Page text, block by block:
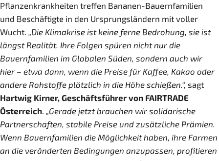
Pflanzenkrankheiten treffen Bananen-Bauernfamilien
und Beschäftigte in den Ursprungsländern mit voller
Wucht. „Die Klimakrise ist keine ferne Bedrohung, sie ist
längst Realität. Ihre Folgen spüren nicht nur die
Bauernfamilien im Globalen Süden, sondern auch wir
hier – etwa dann, wenn die Preise für Kaffee, Kakao oder
andere Rohstoffe plötzlich in die Höhe schießen.“, sagt
Hartwig Kirner, Geschäftsführer von FAIRTRADE
Österreich. „Gerade jetzt brauchen wir solidarische
Partnerschaften, stabile Preise und zusätzliche Prämien.
Wenn Bauernfamilien die Möglichkeit haben, ihre Farmen
an die veränderten Bedingungen anzupassen, profitieren